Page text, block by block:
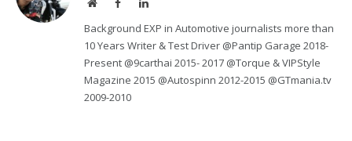
WebsiteFacebookLinkedIn
Background EXP in Automotive journalists more than
10 Years Writer & Test Driver @Pantip Garage 2018-
Present @9carthai 2015- 2017 @Torque & VIPStyle
Magazine 2015 @Autospinn 2012-2015 @GTmania.tv
2009-2010